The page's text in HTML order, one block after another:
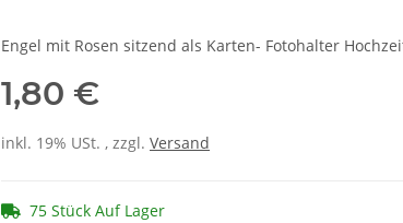
Engel mit Rosen sitzend als Karten- Fotohalter
1,80 €
inkl. 19% USt. , zzgl. Versand
75 Stück Auf Lager